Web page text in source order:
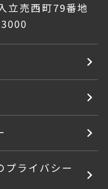
立売西町79番地
プライバシー